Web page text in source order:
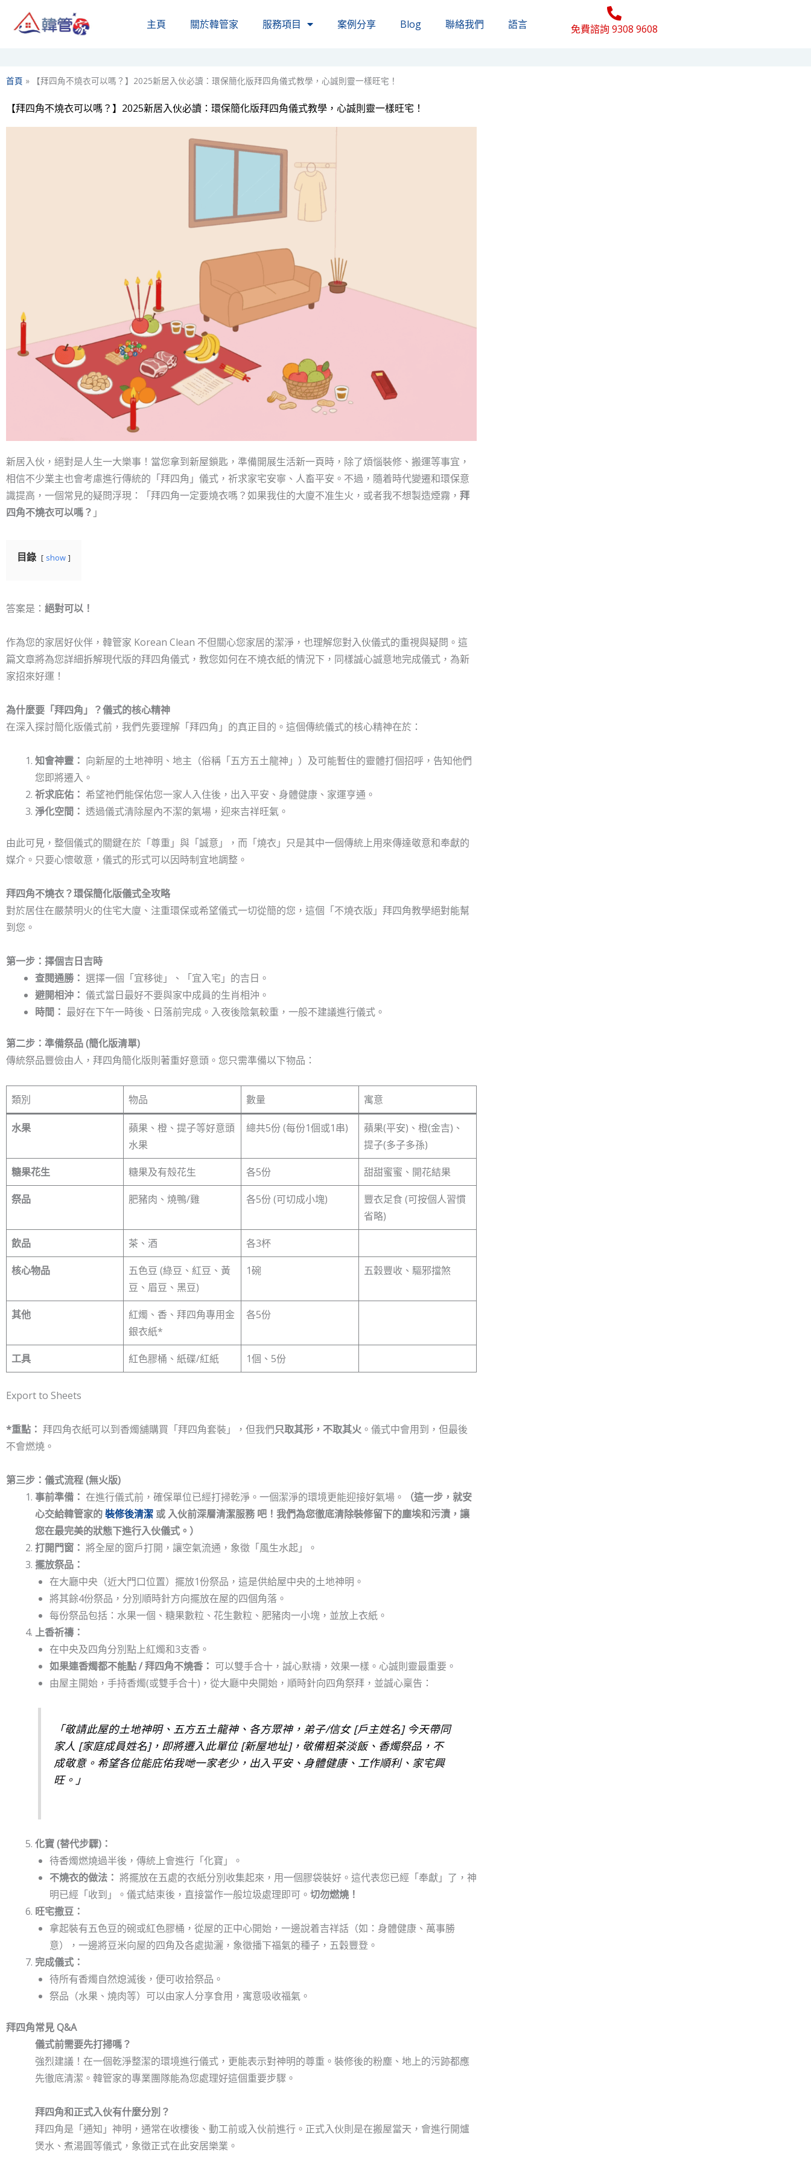
主頁 關於韓管家​ 服務項目 案例分享 Blog 聯絡我們 語言 免費諮詢 9308 9608
首頁 » 【拜四角不燒衣可以嗎？】2025新居入伙必讀：環保簡化版拜四角儀式教學，心誠則靈一樣旺宅！
【拜四角不燒衣可以嗎？】2025新居入伙必讀：環保簡化版拜四角儀式教學，心誠則靈一樣旺宅！
新居入伙，絕對是人生一大樂事！當您拿到新屋鎖匙，準備開展生活新一頁時，除了煩惱裝修、搬運等事宜，
相信不少業主也會考慮進行傳統的「拜四角」儀式，祈求家宅安寧、人畜平安。不過，隨着時代變遷和環保意
識提高，一個常見的疑問浮現：「拜四角一定要燒衣嗎？如果我住的大廈不准生火，或者我不想製造煙霧， 拜
四角不燒衣可以嗎？ 」
目錄 show
答案是： 絕對可以！
作為您的家居好伙伴，韓管家 Korean Clean 不但關心您家居的潔淨，也理解您對入伙儀式的重視與疑問。這
篇文章將為您詳細拆解現代版的拜四角儀式，教您如何在不燒衣紙的情況下，同樣誠心誠意地完成儀式，為新
家招來好運！
為什麼要「拜四角」？儀式的核心精神
在深入探討簡化版儀式前，我們先要理解「拜四角」的真正目的。這個傳統儀式的核心精神在於：
知會神靈： 向新屋的土地神明、地主（俗稱「五方五土龍神」）及可能暫住的靈體打個招呼，告知他們
您即將遷入。
祈求庇佑： 希望祂們能保佑您一家人入住後，出入平安、身體健康、家運亨通。
淨化空間： 透過儀式清除屋內不潔的氣場，迎來吉祥旺氣。
由此可見，整個儀式的關鍵在於「尊重」與「誠意」，而「燒衣」只是其中一個傳統上用來傳達敬意和奉獻的
媒介。只要心懷敬意，儀式的形式可以因時制宜地調整。
拜四角不燒衣？環保簡化版儀式全攻略
對於居住在嚴禁明火的住宅大廈、注重環保或希望儀式一切從簡的您，這個「不燒衣版」拜四角教學絕對能幫
到您。
第一步：擇個吉日吉時
查閱通勝： 選擇一個「宜移徙」、「宜入宅」的吉日。
避開相沖： 儀式當日最好不要與家中成員的生肖相沖。
時間： 最好在下午一時後、日落前完成。入夜後陰氣較重，一般不建議進行儀式。
第二步：準備祭品 (簡化版清單)
傳統祭品豐儉由人，拜四角簡化版則著重好意頭。您只需準備以下物品：
類別 物品 數量 寓意
水果
蘋果、橙、提子等好意頭
水果
總共5份 (每份1個或1串)
蘋果(平安)、橙(金吉)、
提子(多子多孫)
糖果花生 糖果及有殼花生 各5份 甜甜蜜蜜、開花結果
祭品 肥豬肉、燒鴨/雞 各5份 (可切成小塊)
豐衣足食 (可按個人習慣
省略)
飲品 茶、酒 各3杯
核心物品
五色豆 (綠豆、紅豆、黃
豆、眉豆、黑豆)
1碗 五穀豐收、驅邪擋煞
其他
紅燭、香、拜四角專用金
銀衣紙*
各5份
工具 紅色膠桶、紙碟/紅紙 1個、5份
Export to Sheets
*重點： 拜四角衣紙可以到香燭舖購買「拜四角套裝」，但我們只取其形，不取其火 。儀式中會用到，但最後
不會燃燒。
第三步：儀式流程 (無火版)
事前準備： 在進行儀式前，確保單位已經打掃乾淨。一個潔淨的環境更能迎接好氣場。
（這一步，就安
心交給韓管家的裝修後清潔 或 入伙前深層清潔服務 吧！我們為您徹底清除裝修留下的塵埃和污漬，讓
您在最完美的狀態下進行入伙儀式。）
打開門窗： 將全屋的窗戶打開，讓空氣流通，象徵「風生水起」。
擺放祭品：
在大廳中央（近大門口位置）擺放1份祭品，這是供給屋中央的土地神明。
將其餘4份祭品，分別順時針方向擺放在屋的四個角落。
每份祭品包括：水果一個、糖果數粒、花生數粒、肥豬肉一小塊，並放上衣紙。
上香祈禱：
在中央及四角分別點上紅燭和3支香。
如果連香燭都不能點 / 拜四角不燒香： 可以雙手合十，誠心默禱，效果一樣。心誠則靈最重要。
由屋主開始，手持香燭(或雙手合十)，從大廳中央開始，順時針向四角祭拜，並誠心稟告：
「敬請此屋的土地神明、五方五土龍神、各方眾神，弟子/信女 [戶主姓名] 今天帶同
家人 [家庭成員姓名]，即將遷入此單位 [新屋地址]，敬備粗茶淡飯、香燭祭品，不
成敬意。希望各位能庇佑我哋一家老少，出入平安、身體健康、工作順利、家宅興
旺。」
化寶 (替代步驟)：
待香燭燃燒過半後，傳統上會進行「化寶」。
不燒衣的做法： 將擺放在五處的衣紙分別收集起來，用一個膠袋裝好。這代表您已經「奉獻」了，神
明已經「收到」。儀式結束後，直接當作一般垃圾處理即可。 切勿燃燒！
旺宅撒豆：
拿起裝有五色豆的碗或紅色膠桶，從屋的正中心開始，一邊說着吉祥話（如：身體健康、萬事勝
意），一邊將豆米向屋的四角及各處拋灑，象徵播下福氣的種子，五穀豐登。
完成儀式：
待所有香燭自然熄滅後，便可收拾祭品。
祭品（水果、燒肉等）可以由家人分享食用，寓意吸收福氣。
拜四角常見 Q&A
儀式前需要先打掃嗎？
強烈建議！在一個乾淨整潔的環境進行儀式，更能表示對神明的尊重。裝修後的粉塵、地上的污跡都應
先徹底清潔。韓管家的專業團隊能為您處理好這個重要步驟。
拜四角和正式入伙有什麼分別？
拜四角是「通知」神明，通常在收樓後、動工前或入伙前進行。正式入伙則是在搬屋當天，會進行開爐
煲水、煮湯圓等儀式，象徵正式在此安居樂業。